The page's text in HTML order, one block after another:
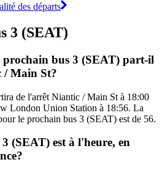
des départs
3 (SEAT)
prochain bus 3 (SEAT) part-il
/ Main St?
de l'arrêt Niantic / Main St à 18:00
London Union Station à 18:56. La
le prochain bus 3 (SEAT) est de 56.
3 (SEAT) est à l'heure, en